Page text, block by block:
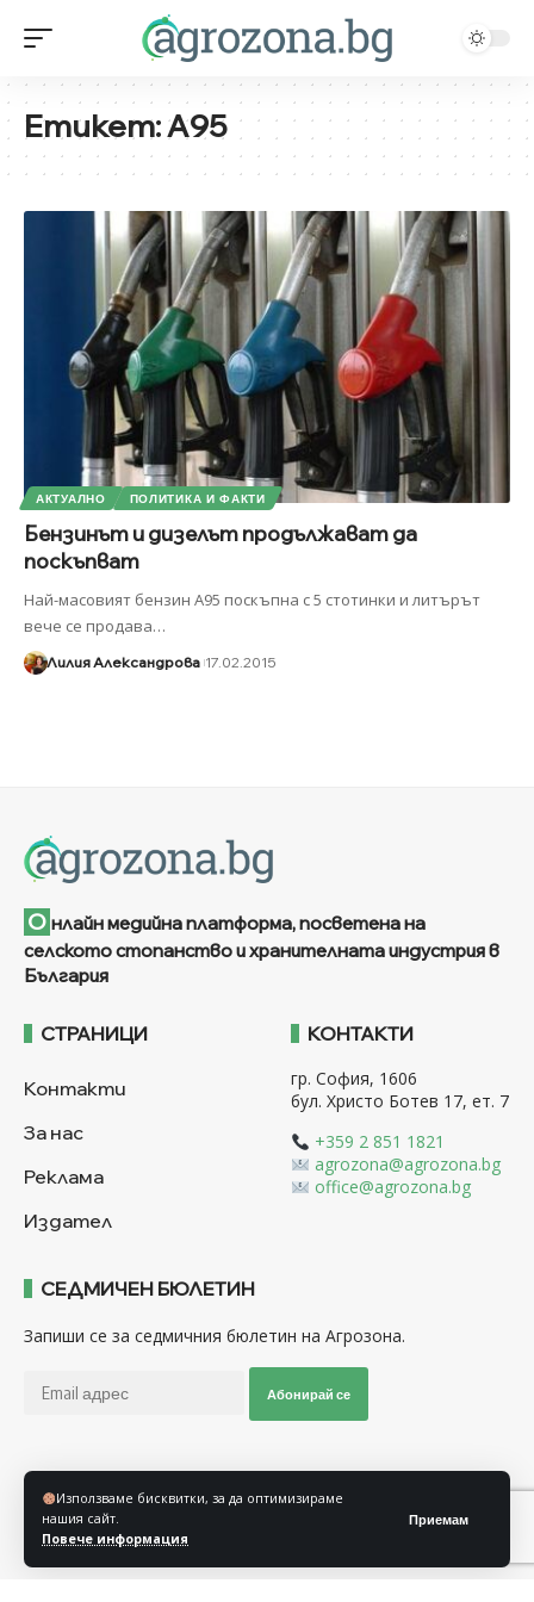
Използваме бисквитки, за да оптимизираме
нашия сайт.
Повече информация
Приемам
Етикет:А95
АКТУАЛНО ПОЛИТИКА И ФАКТИ
Бензинът и дизелът продължават да
поскъпват
Най-масовият бензин А95 поскъпна с 5 стотинки и литърът
вече се продава…
Лилия Александрова 17.02.2015
О нлайн медийна платформа, посветена на
селското стопанство и хранителната индустрия в
България
СТРАНИЦИ
Контакти
За нас
Реклама
Издател
КОНТАКТИ
гр. София, 1606
бул. Христо Ботев 17, ет. 7
+359 2 851 1821
agrozona@agrozona.bg
office@agrozona.bg
СЕДМИЧЕН БЮЛЕТИН
Запиши се за седмичния бюлетин на Агрозона.
Абонирай се
Последвайте ни